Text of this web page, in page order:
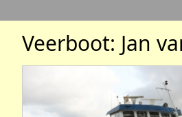
Veerboot: Jan